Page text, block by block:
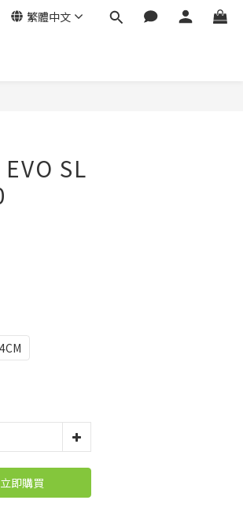
繁體中文
SL
立即購買